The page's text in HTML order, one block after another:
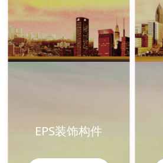
EPS装饰构件